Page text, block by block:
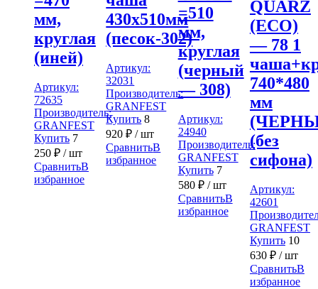
мм,
круглая
(иней)
Артикул:
72635
Производитель:
GRANFEST
Купить 7
250 ₽ / шт
СравнитьВ
избранное
430х510мм
(песок-302)
Артикул:
32031
Производитель:
GRANFEST
Купить 8
920₽ / шт
СравнитьВ
избранное
=510
мм,
круглая
(черный
— 308)
Артикул:
24940
Производитель:
GRANFEST
Купить 7
580 ₽/ шт
СравнитьВ
избранное
QUARZ
(ECO)
— 78 1
740*480
мм
(без
сифона)
Артикул:
42601
GRANFEST
Купить 10
630 ₽/ шт
СравнитьВ
избранное